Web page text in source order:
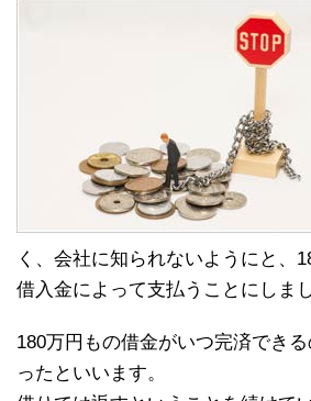
く、会社に知られないようにと、
借入金によって支払うことにしまし
180万円もの借金がいつ完済でき
ったといいます。